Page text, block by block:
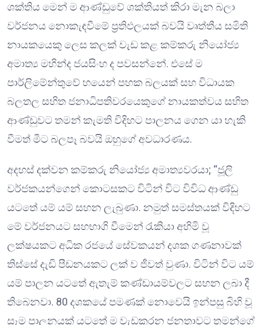
ශක්තිය මෙන් ම ආණ්ඩුවේ ශක්තියත් කිරා මැන බලා
වර්ජනය නොකැඳවීමේ ප්‍රතිඵලයක් බවයි වෘත්තීය සමිති
නායකයෙකු ලෙස කලක් වැඩ කළ කම්කරු නියෝජ්‍ය
අමාත්‍ය මහින්ද ජයසිංහ ද පවසන්නේ. එසේ ම
පාර්ලිමේන්තුවේ හයෙන් පහක බලයක් සහ විධායක
බලතල සහිත ජනාධිපතිවරයෙකුගේ නායකත්වය සහිත
ආණ්ඩුවට තමන් කැමති විදිහට පාලනය ගෙන යා හැකි
වීමත් මීට බලපෑ බවයි ඔහුගේ අවධාරණය.
අදහස් දක්වන කම්කරු නියෝජ්‍ය අමාත්‍යවරයා; “ජූලි
වර්ජකයන්ගෙන් කොටසකට විටින් විට විවිධ ආණ්ඩු
යටතේ යම් යම් සහන ලැබුණා. නමුත් සමස්තයක් විදිහට
මේ වර්ජනයට සහභාගි වීමෙන් රැකියා අහිමි වූ
ලක්ෂයකට අධික රජයේ සේවකයන් දශක ගණනාවක්
තිස්සේ දැඩි පීඩනයකට ලක් ව ජීවත් වුණා. විටින් විට යම්
යම් පාලන යටතේ ඇතැම් කණ්ඩායම්වලට සහන ලබා දී
තිබෙනවා. 80 දශකයේ පමණක් නොවෙයි ඉන්පසු බිහි වූ
සෑම පාලනයක් යටතේ ම වැඩකරන ජනතාවට තමන්ගේ